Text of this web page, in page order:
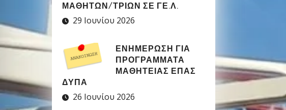
ΑΘΗΤΏΝ/ΤΡΙΏΝ ΣΕ ΓΕ.Λ.
29 Ιουνίου 2026
ΕΝΗΜΕΡΩΣΗ ΓΙΑ
ΠΡΟΓΡΑΜΜΑΤΑ
ΜΑΘΗΤΕΙΑΣ ΕΠΑΣ
ΔΥΠΑ
26 Ιουνίου 2026